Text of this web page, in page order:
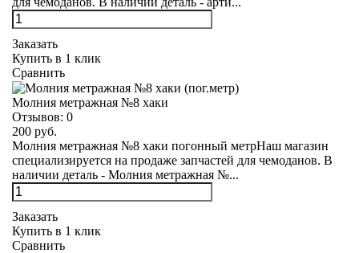
Заказать
Купить в 1 клик
Сравнить
Молния метражная №8 хаки
Отзывов: 0
200 руб.
Молния метражная №8 хаки погонный метрНаш магазин
специализируется на продаже запчастей для чемоданов. В
наличии деталь - Молния метражная №...
Заказать
Купить в 1 клик
Сравнить